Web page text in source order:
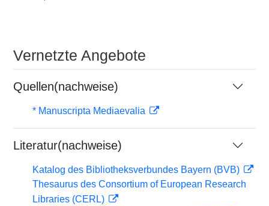
Vernetzte Angebote
Quellen(nachweise)
* Manuscripta Mediaevalia
Literatur(nachweise)
Katalog des Bibliotheksverbundes Bayern (BVB)
Thesaurus des Consortium of European Research
Libraries (CERL)